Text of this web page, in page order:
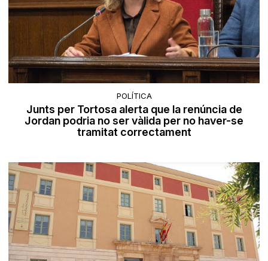
POLÍTICA
Junts per Tortosa alerta que la renúncia de
Jordan podria no ser vàlida per no haver-se
tramitat correctament